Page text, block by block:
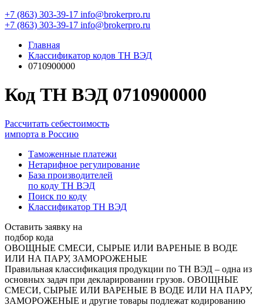
+7 (863) 303-39-17 info@brokerpro.ru
+7 (863) 303-39-17 info@brokerpro.ru
Главная
Классификатор кодов ТН ВЭД
0710900000
Код ТН ВЭД 0710900000
Рассчитать себестоимость
импорта в Россию
Таможенные платежи
Нетарифное регулирование
База производителей
по коду ТН ВЭД
Поиск по коду
Классификатор ТН ВЭД
Оставить заявку на
подбор кода
ОВОЩНЫЕ СМЕСИ, СЫРЫЕ ИЛИ ВАРЕНЫЕ В ВОДЕ
ИЛИ НА ПАРУ, ЗАМОРОЖЕНЫЕ
Правильная классификация продукции по ТН ВЭД – одна из
основных задач при декларировании грузов. ОВОЩНЫЕ
СМЕСИ, СЫРЫЕ ИЛИ ВАРЕНЫЕ В ВОДЕ ИЛИ НА ПАРУ,
ЗАМОРОЖЕНЫЕ и другие товары подлежат кодированию